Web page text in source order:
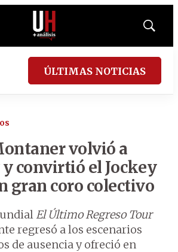
Mostrar
ÚLTIMAS NOTICIAS
volvió a
convirtió el Jockey
gran coro colectivo
El Último Regreso Tour
regresó a los escenarios
de ausencia y ofreció en